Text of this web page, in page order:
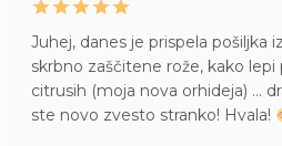
Juhej, danes je prispela pošiljka
skrbno zaščitene rože, kako
citrusih (moja nova orhideja) …
ste novo zvesto stranko! Hvala!